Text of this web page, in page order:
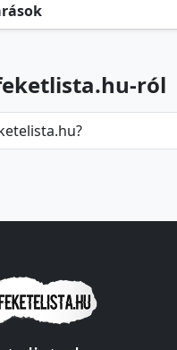
ról